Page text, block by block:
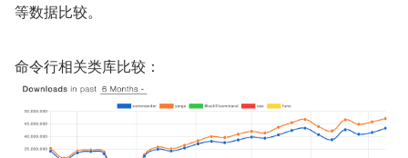
等数据比较。
命令行相关类库比较：